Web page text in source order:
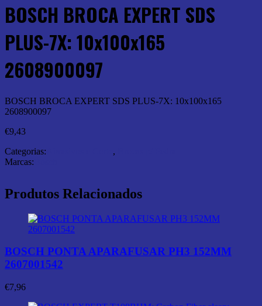
BOSCH BROCA EXPERT SDS
PLUS-7X: 10x100x165
2608900097
BOSCH BROCA EXPERT SDS PLUS-7X: 10x100x165
2608900097
€9,43
Categorias:
,
Marcas:
Produtos Relacionados
BOSCH PONTA APARAFUSAR PH3 152MM
2607001542
€7,96